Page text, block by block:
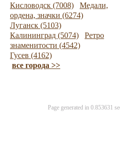
Кисловодск (7008)
Медали,
ордена, значки (6274)
Луганск (5103)
Калининград (5074)
Ретро
знаменитости (4542)
Гусев (4162)
все города >>
Page generated in 0.853631